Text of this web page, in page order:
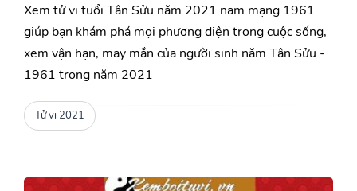
Xem tử vi tuổi Tân Sửu năm 2021 nam mạng 1961
giúp bạn khám phá mọi phương diện trong cuộc sống,
xem vận hạn, may mắn của người sinh năm Tân Sửu -
1961 trong năm 2021
Tử vi 2021